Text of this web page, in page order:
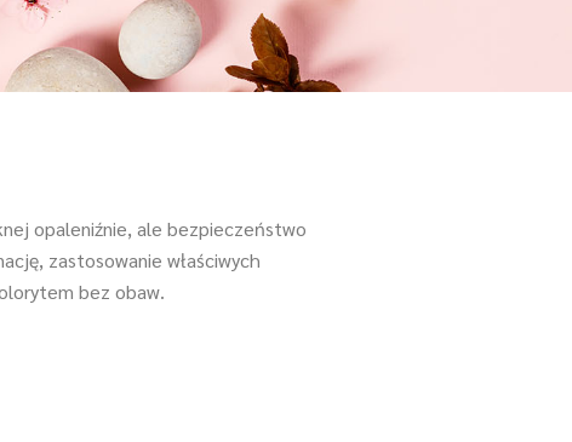
opaleniźnie, ale bezpieczeństwo
zastosowanie właściwych
bez obaw.